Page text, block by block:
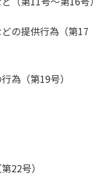
の提供行為（第17
（第19号）
22号）